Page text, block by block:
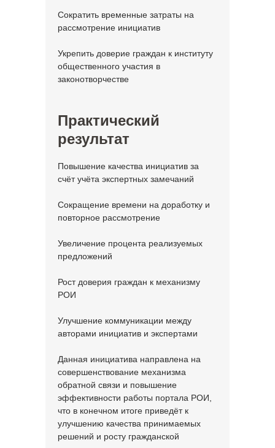
Сократить временные затраты на
рассмотрение инициатив
Укрепить доверие граждан к институту
общественного участия в
законотворчестве
Практический
результат
Повышение качества инициатив за
счёт учёта экспертных замечаний
Сокращение времени на доработку и
повторное рассмотрение
Увеличение процента реализуемых
предложений
Рост доверия граждан к механизму
РОИ
Улучшение коммуникации между
авторами инициатив и экспертами
Данная инициатива направлена на
совершенствование механизма
обратной связи и повышение
эффективности работы портала РОИ,
что в конечном итоге приведёт к
улучшению качества принимаемых
решений и росту гражданской